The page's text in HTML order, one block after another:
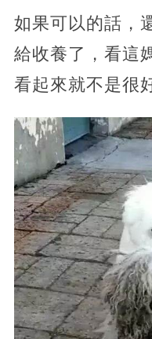
如果可以的話，
給收養了，看這
看起來就不是很